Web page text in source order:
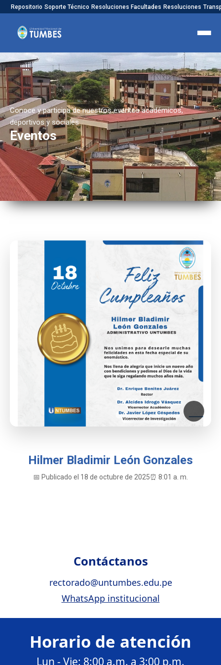
Repositorio Soporte Técnico Resoluciones Facultades Resoluciones
Conoce y participa de nuestros eventos académicos,
deportivos y sociales
Eventos
Hilmer Bladimir León Gonzales
📅 Publicado el 18 de octubre de 2025⏰ 8:01 a. m.
Contáctanos
rectorado@untumbes.edu.pe
WhatsApp institucional
Horario de atención
Lun - Vie: 8:00 a.m. a 3:00 p.m.